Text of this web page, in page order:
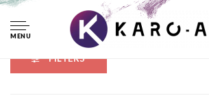
MENU
3D
FILTERS